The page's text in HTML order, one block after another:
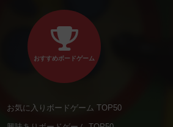
おすすめボードゲーム
お気に入りボードゲーム TOP50